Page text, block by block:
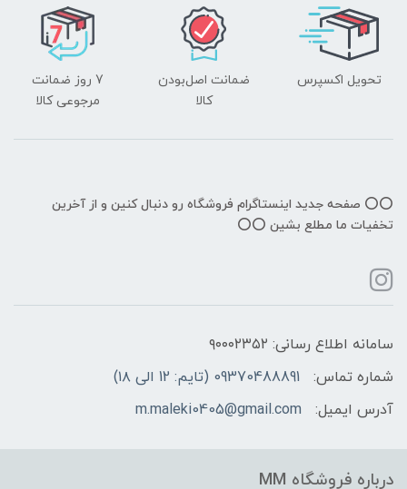
تحویل اکسپرس
ضمانت اصل‌بودن
کالا
7 روز ضمانت
مرجوعی کالا
⭕️⭕️ صفحه جدید اینستاگرام فروشگاه رو دنبال کنین و از آخرین
تخفیات ما مطلع بشین ⭕️⭕️
سامانه اطلاع رسانی: ۹۰۰۰۲۳۵۲
شماره تماس:
09370488891 (تایم: 12 الی ۱۸)
آدرس ایمیل:
m.maleki0405@gmail.com
درباره فروشگاه MM